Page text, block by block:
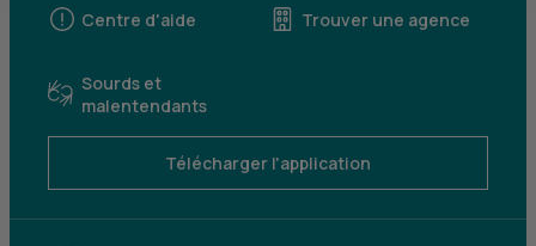
Centre d'aide Trouver une agence
Sourds et
malentendants
Télécharger l'application